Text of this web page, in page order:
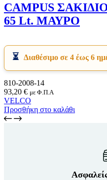
CAMPUS
65 Lt. ΜΑΥΡΟ
Διαθέσιμο σε 4 έως 6
810-2008-14
93,20 € με Φ.Π.Α
VELCO
Προσθήκη στο καλάθι